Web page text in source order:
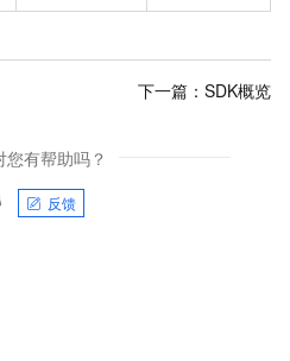
下一篇： SDK概览
您有帮助吗？
反馈